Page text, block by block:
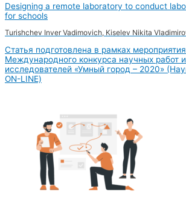
Designing a remote laboratory to conduct
for schools
Turishchev Inver Vadimovich, Kiselev Nikita
Статья подготовлена в рамках
Международного конкурса научных работ
исследователей «Умный город – 2020»
ON-LINE)